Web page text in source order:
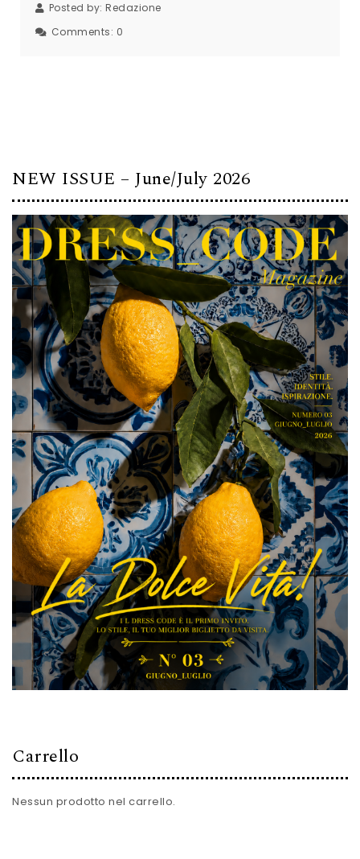
Posted by: Redazione
Comments: 0
NEW ISSUE – June/July 2026
Carrello
Nessun prodotto nel carrello.